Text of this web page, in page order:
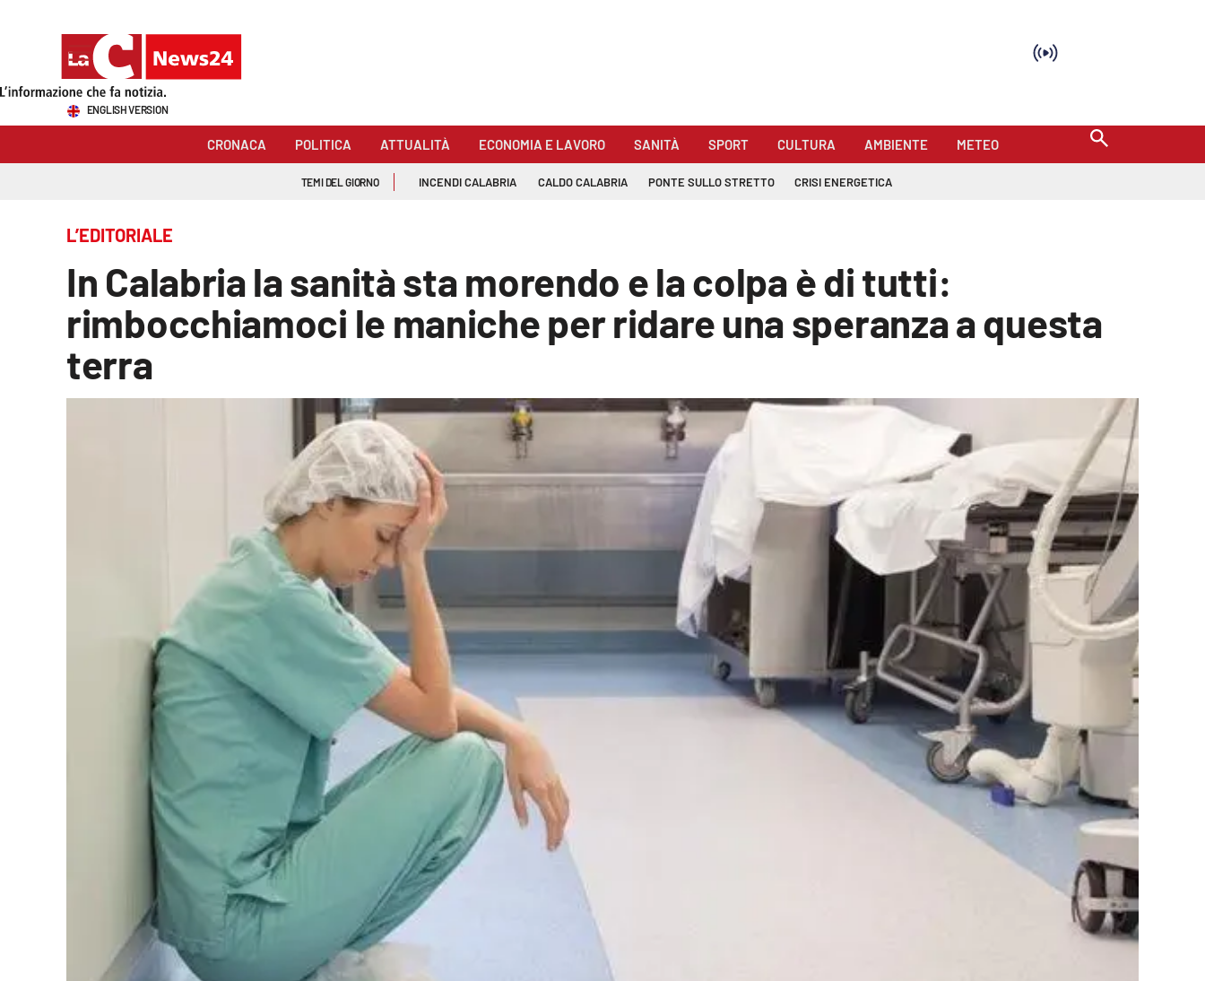
Sezioni
Economia e lavoro
ENGLISH VERSION
CRONACA POLITICA ATTUALITÀ ECONOMIA E LAVORO SANITÀ SPORT CULTURA AMBIENTE METEO
TEMI DEL GIORNO INCENDI CALABRIA CALDO CALABRIA PONTE SULLO STRETTO CRISI ENERGETICA
L’EDITORIALE
In Calabria la sanità sta morendo e la colpa è di tutti:
rimbocchiamoci le maniche per ridare una speranza a questa
terra